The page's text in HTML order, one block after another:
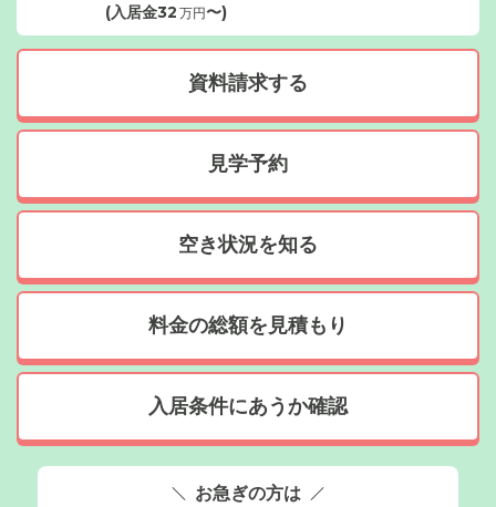
(入居金32 万円〜)
資料請求する
見学予約
空き状況を知る
料金の総額を見積もり
入居条件にあうか確認
お急ぎの方は